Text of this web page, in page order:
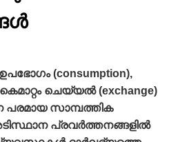
(consumption),
ചെയ്യല്‍ (exchange)
സാമ്പത്തിക
പ്രവര്‍ത്തനങ്ങളില്‍